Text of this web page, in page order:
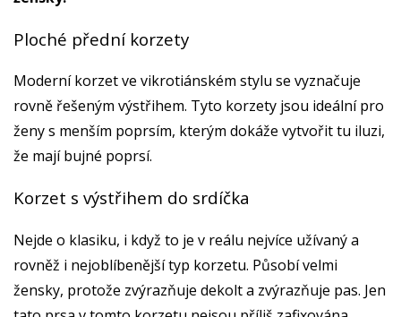
Ploché přední korzety
Moderní korzet ve vikrotiánském stylu se vyznačuje
rovně řešeným výstřihem. Tyto korzety jsou ideální pro
ženy s menším poprsím, kterým dokáže vytvořit tu iluzi,
že mají bujné poprsí.
Korzet s výstřihem do srdíčka
Nejde o klasiku, i když to je v reálu nejvíce užívaný a
rovněž i nejoblíbenější typ korzetu. Působí velmi
žensky, protože zvýrazňuje dekolt a zvýrazňuje pas. Jen